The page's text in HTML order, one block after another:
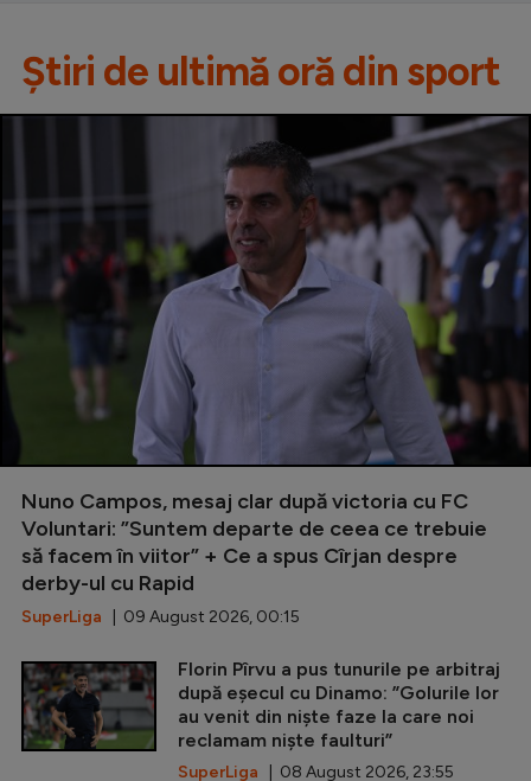
Știri de ultimă oră din sport
Nuno Campos, mesaj clar după victoria cu FC
Voluntari: ”Suntem departe de ceea ce trebuie
să facem în viitor” + Ce a spus Cîrjan despre
derby-ul cu Rapid
SuperLiga | 09 August 2026, 00:15
Florin Pîrvu a pus tunurile pe arbitraj
după eșecul cu Dinamo: ”Golurile lor
au venit din niște faze la care noi
reclamam niște faulturi”
SuperLiga | 08 August 2026, 23:55